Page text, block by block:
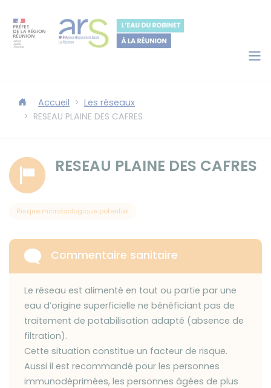
au contenu
Accéder au moteur de recherche
Accueil
Les réseaux
RESEAU PLAINE DES CAFRES
RESEAU PLAINE DES CAFRES
Risque microbiologique potentiel
Commentaire sanitaire
Le réseau est alimenté en tout ou partie par une
eau d’origine superficielle ne bénéficiant pas de
traitement de potabilisation adapté (absence de
filtration).
Cette situation constitue un facteur de risque.
Aussi il est recommandé pour les personnes
immunodéprimées, les personnes âgées de plus